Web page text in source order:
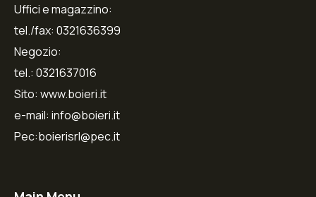
Uffici e magazzino:
tel./fax: 0321636399
Negozio:
tel.: 0321637016
Sito: www.boieri.it
e-mail: info@boieri.it
Pec:boierisrl@pec.it